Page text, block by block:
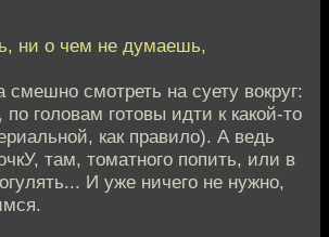
ни о чем не думаешь,
смешно смотреть на суету вокруг:
по головам готовы идти к какой-то
как правило). А ведь
там, томатного попить, или в
И уже ничего не нужно,